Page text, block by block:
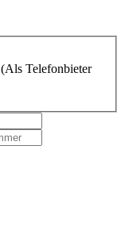
Telefonbieter